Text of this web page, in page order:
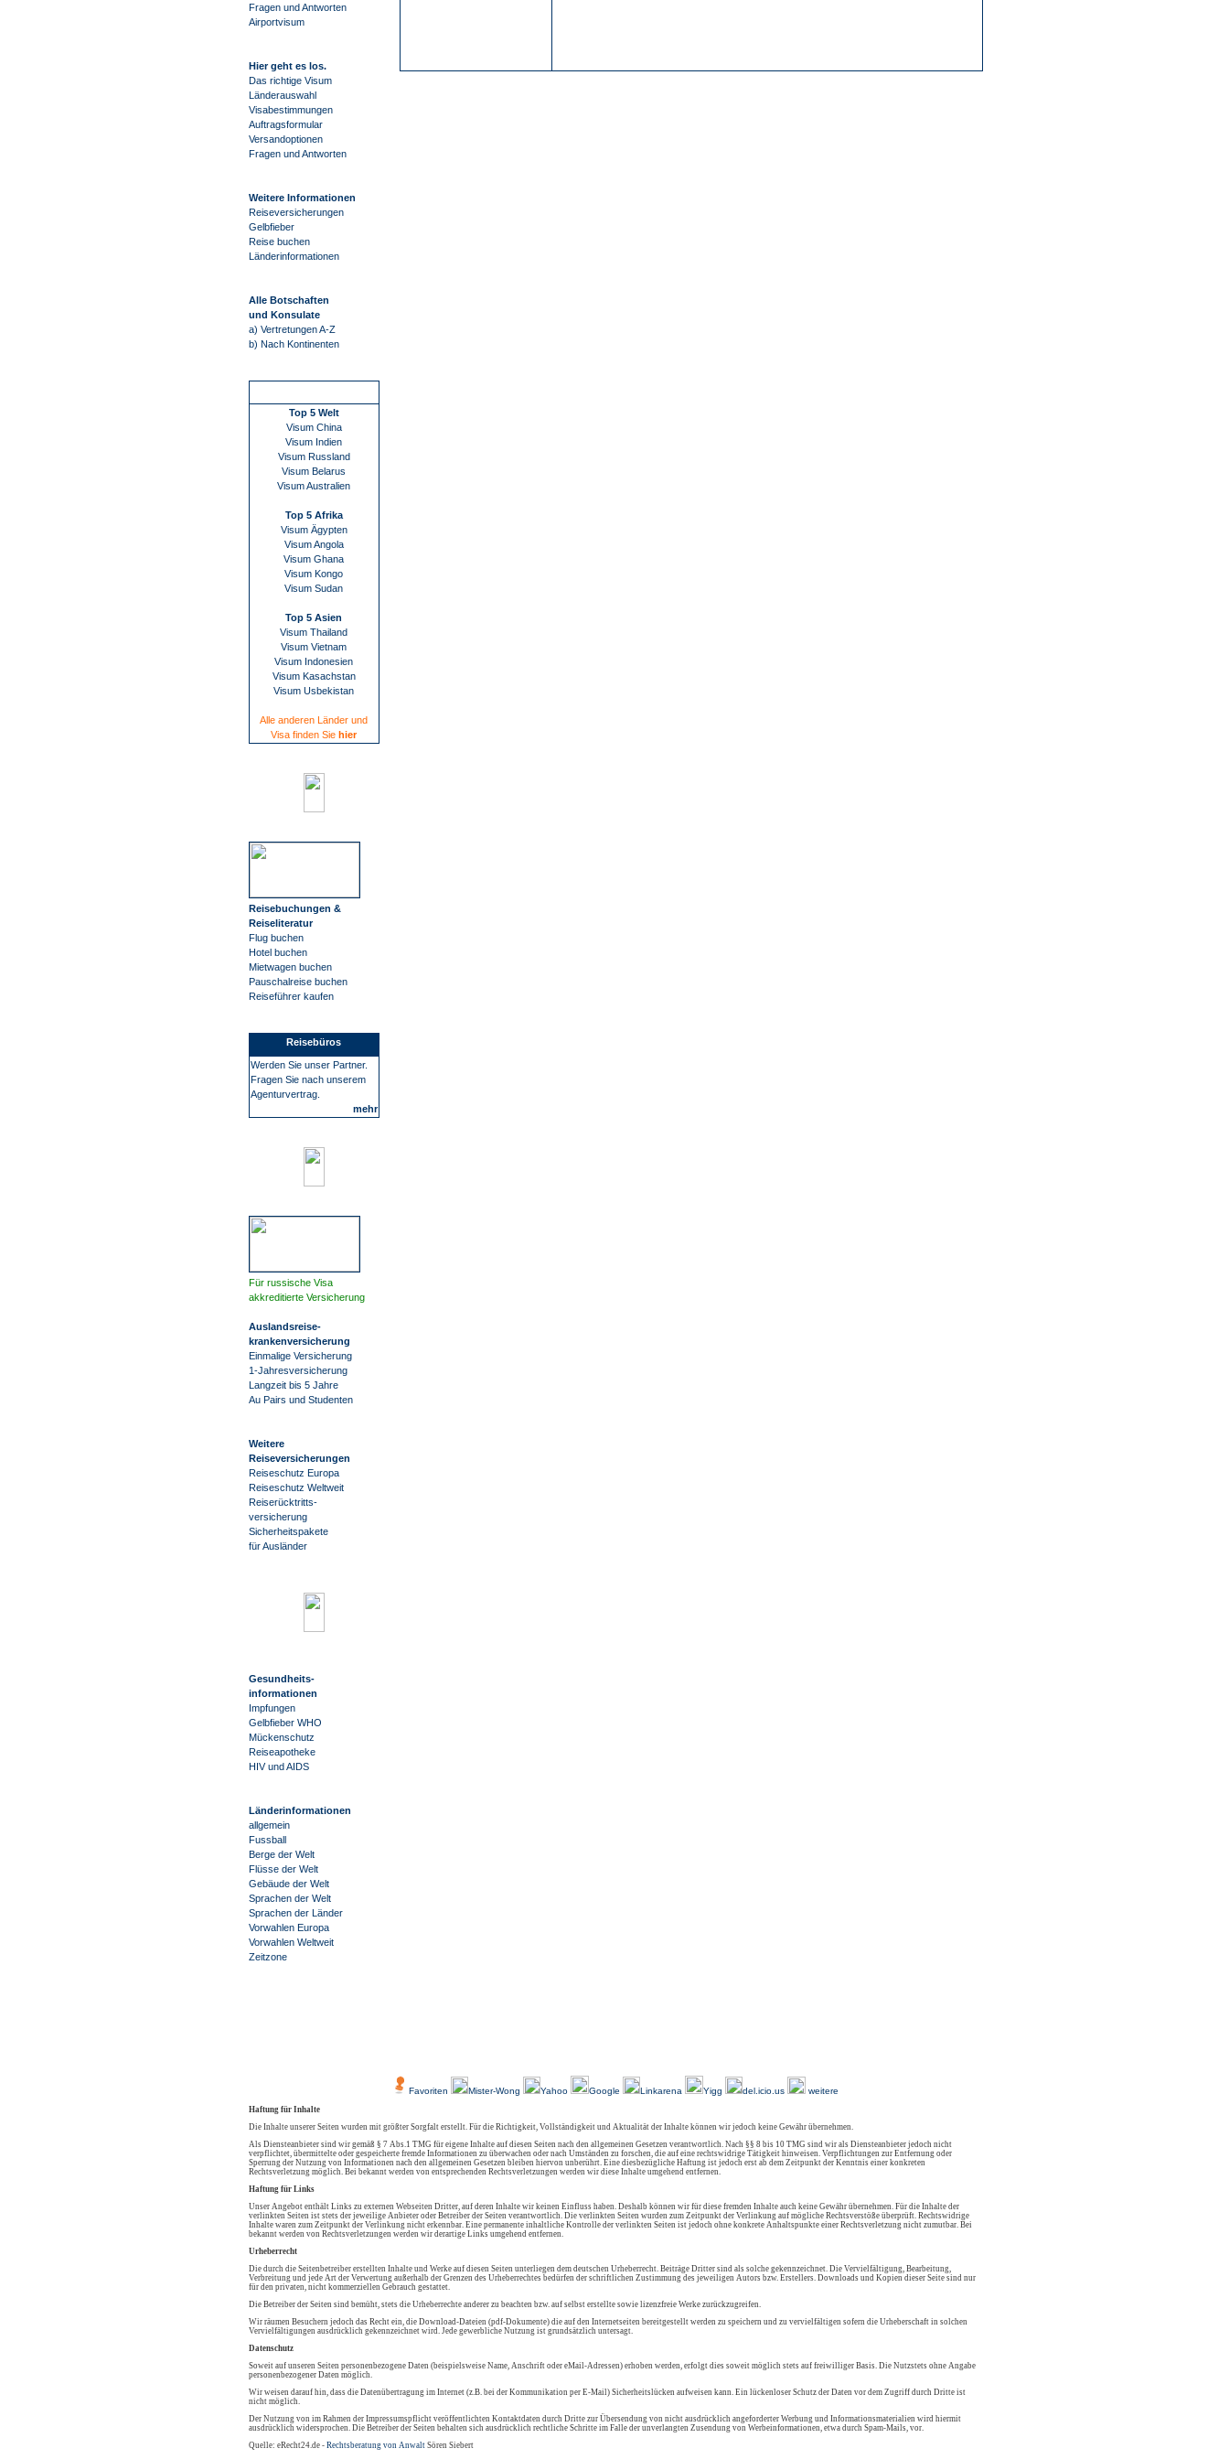
Fragen und Antworten
Airportvisum
Hier geht es los.
Das richtige Visum
Länderauswahl
Visabestimmungen
Auftragsformular
Versandoptionen
Fragen und Antworten
Weitere Informationen
Reiseversicherungen
Gelbfieber
Reise buchen
Länderinformationen
Alle Botschaften
und Konsulate
a) Vertretungen A-Z
b) Nach Kontinenten
Top 5 Welt
Visum China
Visum Indien
Visum Russland
Visum Belarus
Visum Australien
Top 5 Afrika
Visum Ägypten
Visum Angola
Visum Ghana
Visum Kongo
Visum Sudan
Top 5 Asien
Visum Thailand
Visum Vietnam
Visum Indonesien
Visum Kasachstan
Visum Usbekistan
Alle anderen Länder und
Visa finden Sie hier
Reisebuchungen &
Reiseliteratur
Flug buchen
Hotel buchen
Mietwagen buchen
Pauschalreise buchen
Reiseführer kaufen
Reisebüros
Werden Sie unser Partner.
Fragen Sie nach unserem
Agenturvertrag.
mehr
Für russische Visa
akkreditierte Versicherung
Auslandsreise-
krankenversicherung
Einmalige Versicherung
1-Jahresversicherung
Langzeit bis 5 Jahre
Au Pairs und Studenten
Weitere
Reiseversicherungen
Reiseschutz Europa
Reiseschutz Weltweit
Reiserücktritts-
versicherung
Sicherheitspakete
für Ausländer
Gesundheits-
informationen
Impfungen
Gelbfieber WHO
Mückenschutz
Reiseapotheke
HIV und AIDS
Länderinformationen
allgemein
Fussball
Berge der Welt
Flüsse der Welt
Gebäude der Welt
Sprachen der Welt
Sprachen der Länder
Vorwahlen Europa
Vorwahlen Weltweit
Zeitzone
Favoriten Mister-Wong Yahoo Google Linkarena Yigg del.icio.us weitere
Haftung für Inhalte
Die Inhalte unserer Seiten wurden mit größter Sorgfalt erstellt. Für die Richtigkeit, Vollständigkeit und Aktualität der Inhalte können wir jedoch keine Gewähr übernehmen.
Als Diensteanbieter sind wir gemäß § 7 Abs.1 TMG für eigene Inhalte auf diesen Seiten nach den allgemeinen Gesetzen verantwortlich. Nach §§ 8 bis 10 TMG sind wir als Diensteanbieter jedoch nicht
verpflichtet, übermittelte oder gespeicherte fremde Informationen zu überwachen oder nach Umständen zu forschen, die auf eine rechtswidrige Tätigkeit hinweisen. Verpflichtungen zur Entfernung oder
Sperrung der Nutzung von Informationen nach den allgemeinen Gesetzen bleiben hiervon unberührt. Eine diesbezügliche Haftung ist jedoch erst ab dem Zeitpunkt der Kenntnis einer konkreten
Rechtsverletzung möglich. Bei bekannt werden von entsprechenden Rechtsverletzungen werden wir diese Inhalte umgehend entfernen.
Haftung für Links
Unser Angebot enthält Links zu externen Webseiten Dritter, auf deren Inhalte wir keinen Einfluss haben. Deshalb können wir für diese fremden Inhalte auch keine Gewähr übernehmen. Für die Inhalte der
verlinkten Seiten ist stets der jeweilige Anbieter oder Betreiber der Seiten verantwortlich. Die verlinkten Seiten wurden zum Zeitpunkt der Verlinkung auf mögliche Rechtsverstöße überprüft. Rechtswidrige
Inhalte waren zum Zeitpunkt der Verlinkung nicht erkennbar. Eine permanente inhaltliche Kontrolle der verlinkten Seiten ist jedoch ohne konkrete Anhaltspunkte einer Rechtsverletzung nicht zumutbar. Bei
bekannt werden von Rechtsverletzungen werden wir derartige Links umgehend entfernen.
Urheberrecht
Die durch die Seitenbetreiber erstellten Inhalte und Werke auf diesen Seiten unterliegen dem deutschen Urheberrecht. Beiträge Dritter sind als solche gekennzeichnet. Die Vervielfältigung, Bearbeitung,
Verbreitung und jede Art der Verwertung außerhalb der Grenzen des Urheberrechtes bedürfen der schriftlichen Zustimmung des jeweiligen Autors bzw. Erstellers. Downloads und Kopien dieser Seite sind nur
für den privaten, nicht kommerziellen Gebrauch gestattet.
Die Betreiber der Seiten sind bemüht, stets die Urheberrechte anderer zu beachten bzw. auf selbst erstellte sowie lizenzfreie Werke zurückzugreifen.
Wir räumen Besuchern jedoch das Recht ein, die Download-Dateien (pdf-Dokumente) die auf den Internetseiten bereitgestellt werden zu speichern und zu vervielfältigen sofern die Urheberschaft in solchen
Vervielfältigungen ausdrücklich gekennzeichnet wird. Jede gewerbliche Nutzung ist grundsätzlich untersagt.
Datenschutz
Soweit auf unseren Seiten personenbezogene Daten (beispielsweise Name, Anschrift oder eMail-Adressen) erhoben werden, erfolgt dies soweit möglich stets auf freiwilliger Basis. Die Nutzstets ohne Angabe
personenbezogener Daten möglich.
Wir weisen darauf hin, dass die Datenübertragung im Internet (z.B. bei der Kommunikation per E-Mail) Sicherheitslücken aufweisen kann. Ein lückenloser Schutz der Daten vor dem Zugriff durch Dritte ist
nicht möglich.
Der Nutzung von im Rahmen der Impressumspflicht veröffentlichten Kontaktdaten durch Dritte zur Übersendung von nicht ausdrücklich angeforderter Werbung und Informationsmaterialien wird hiermit
ausdrücklich widersprochen. Die Betreiber der Seiten behalten sich ausdrücklich rechtliche Schritte im Falle der unverlangten Zusendung von Werbeinformationen, etwa durch Spam-Mails, vor.
Quelle: eRecht24.de - Rechtsberatung von AnwaltSören Siebert